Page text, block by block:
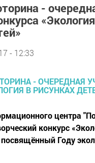
-
- 12:33
центра
конкурс
посвящённый Году